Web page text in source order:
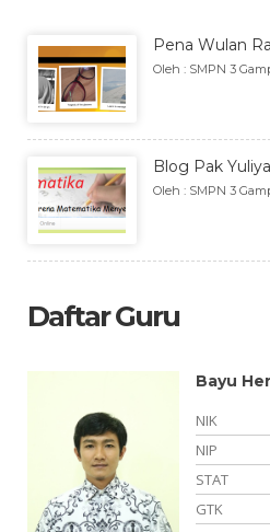
Pena Wulan
Oleh : SMPN 3
Blog Pak
Oleh : SMPN 3
Daftar Guru
Bayu
NIK
NIP
STAT
GTK